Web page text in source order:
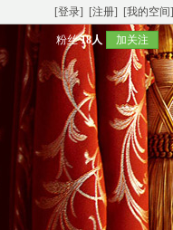
[登录] [注册] [我的空间]
粉丝18人 加关注